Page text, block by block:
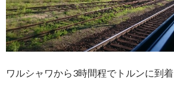
ワルシャワから3時間程でトルンに到着